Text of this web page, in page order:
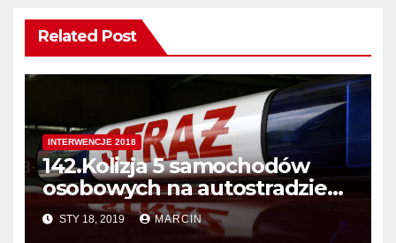
Related Post
INTERWENCJE 2018
142.Kolizja 5 samochodów
osobowych na autostradzie
A4.STY 18, 2019 MARCIN